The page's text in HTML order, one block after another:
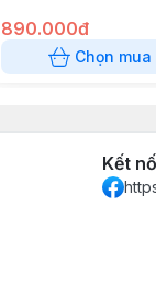
890.000đ
Chọn mua
Kết